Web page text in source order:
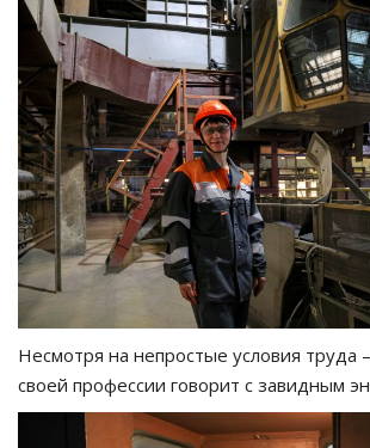
Несмотря на непростые условия труда
своей профессии говорит с завидным